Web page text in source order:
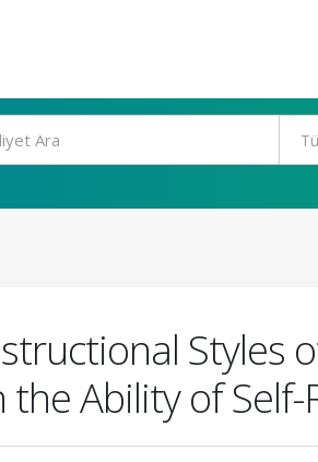
Styles
Ability of